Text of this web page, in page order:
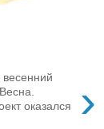
›
весенний
оказался